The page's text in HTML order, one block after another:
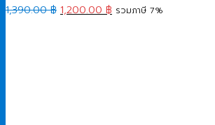
1,390.00฿ Original
1,200.00 ฿ Current
รวมภาษี 7%